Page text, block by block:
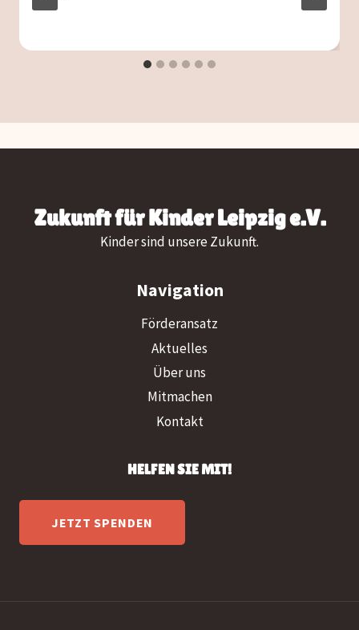
Zukunft für Kinder Leipzig e.V.
Kinder sind unsere Zukunft.
Navigation
Förderansatz
Aktuelles
Über uns
Mitmachen
Kontakt
HELFEN SIE MIT!
JETZT SPENDEN